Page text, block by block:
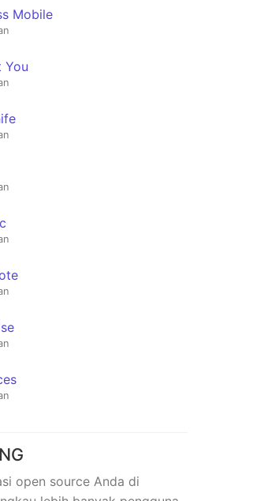
Mobile
You
open source Anda di